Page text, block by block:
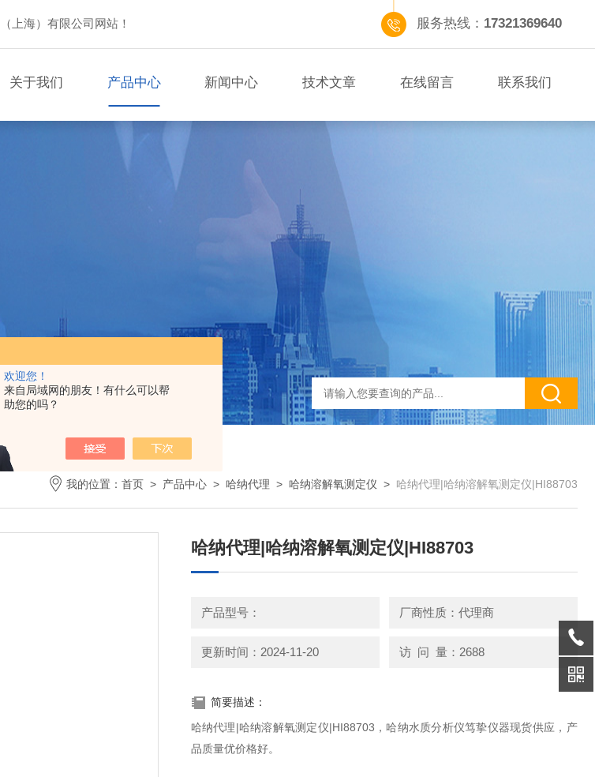
欢迎您！
来自局域网的朋友！有什么可以帮
助您的吗？
上海）有限公司网站！ 服务热线： 17321369640
关于我们 产品中心 新闻中心 技术文章 在线留言 联系我们
我的位置： 首页 > 产品中心 > 哈纳代理 > 哈纳溶解氧测定仪 > 哈纳代理|哈纳溶解氧测定仪|HI88703
哈纳代理|哈纳溶解氧测定仪|HI88703
产品型号： 厂商性质：代理商
更新时间：2024-11-20 访 问 量：2688
简要描述：
哈纳代理|哈纳溶解氧测定仪|HI88703，哈纳水质分析仪笃挚仪器现货供应，产
品质量优价格好。